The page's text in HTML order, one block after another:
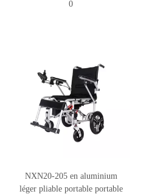
0
NXN20-205 en aluminium
léger pliable portable portable